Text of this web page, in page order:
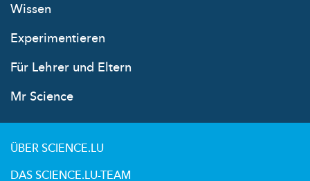
Wissen
Experimentieren
Für Lehrer und Eltern
Mr Science
ÜBER SCIENCE.LU
DAS SCIENCE.LU-TEAM